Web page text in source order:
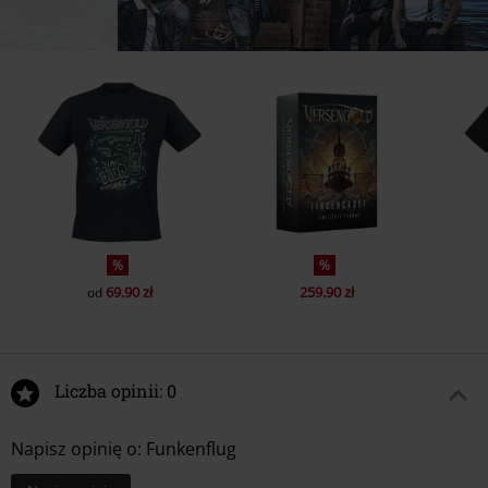
%
od 69.90 zł
%
259.90 zł
Liczba opinii: 0
Napisz opinię o: Funkenflug